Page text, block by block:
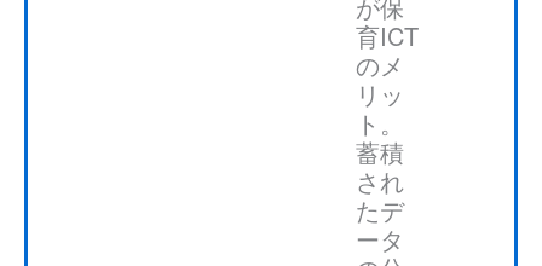
在は、園児の登降園記録、保育計画作成、保護者
向け連絡メール、午睡チェック、延長料金計算と
いった機能を利用しています。今後は、まだ使っ
ていないCCSの機能を理解し、活用していけるよ
育ICT
のメ
リッ
ト。
蓄積
され
たデ
ータ